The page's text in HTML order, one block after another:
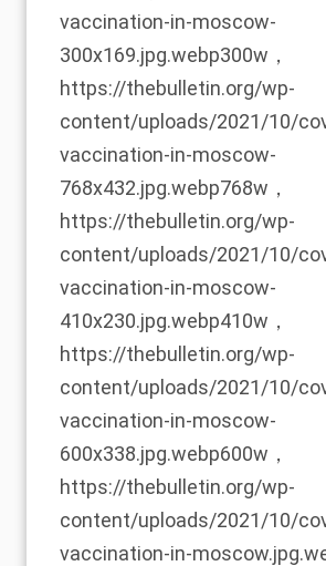
vaccination-in-moscow-
300x169.jpg.webp300w，
https://thebulletin.org/wp-
content/uploads/2021/10/
vaccination-in-moscow-
768x432.jpg.webp768w，
https://thebulletin.org/wp-
content/uploads/2021/10/
vaccination-in-moscow-
410x230.jpg.webp410w，
https://thebulletin.org/wp-
content/uploads/2021/10/
vaccination-in-moscow-
600x338.jpg.webp600w，
https://thebulletin.org/wp-
content/uploads/2021/10/
vaccination-in-